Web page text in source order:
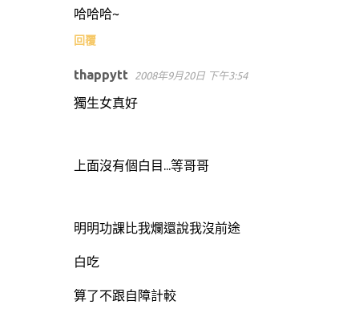
哈哈哈~
回覆
thappytt 2008年9月20日 下午3:54
獨生女真好
上面沒有個白目...等哥哥
明明功課比我爛還說我沒前途
白吃
算了不跟自障計較